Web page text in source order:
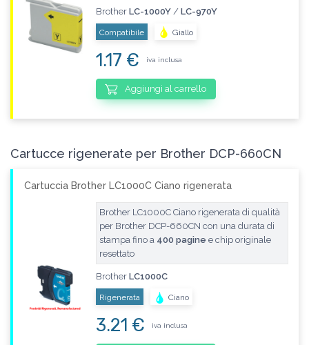
Brother LC-1000Y/ LC-970Y
Compatibile Giallo
1.17 € iva inclusa
Aggiungi al carrello
Cartucce rigenerate per Brother DCP-660CN
Cartuccia Brother LC1000C Ciano rigenerata
Brother LC1000C Ciano rigenerata di qualità
per Brother DCP-660CN con una durata di
stampa fino a 400 pagine e chip originale
resettato
Brother LC1000C
Rigenerata Ciano
3.21 € iva inclusa